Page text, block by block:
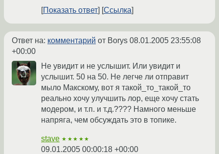
Показать ответ
Ссылка
Ответ на: комментарий от Borys 08.01.2005 23:55:08
+00:00
Не увидит и не услышит. Или увидит и
услышит. 50 на 50. Не легче ли отправит
мыло Макскому, вот я такой_то_такой_то
реально хочу улучшить лор, еще хочу стать
модером, и т.п. и т.д.???? Намного меньше
напряга, чем обсуждать это в топике.
stave ★★★★★
09.01.2005 00:00:18 +00:00